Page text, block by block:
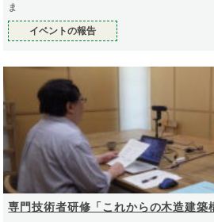
ま
イベントの報告
専門技術者研修「これからの木造建築